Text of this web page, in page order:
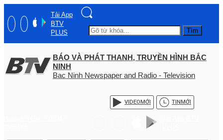
Tải App
BTV
PLUS
Tìm
BÁO VÀ PHÁT THANH, TRUYỀN HÌNH BẮC
NINH
Bac Ninh Newspaper and Radio - Television
VIDEOMỚI TINMỚI